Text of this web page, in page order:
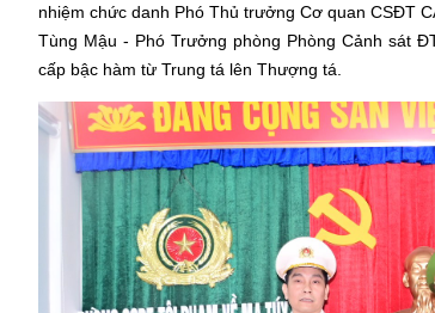
nhiệm chức danh Phó Thủ trưởng Cơ quan CSĐT
Tùng Mậu - Phó Trưởng phòng Phòng Cảnh sát
cấp bậc hàm từ Trung tá lên Thượng tá.